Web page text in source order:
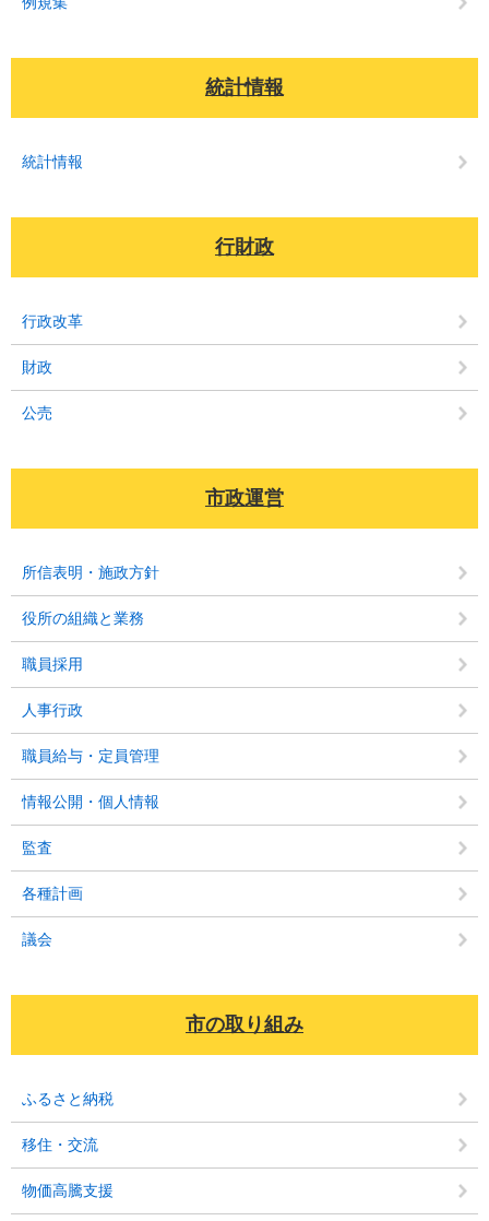
統計情報
統計情報
行財政
行政改革
財政
公売
市政運営
所信表明・施政方針
役所の組織と業務
職員採用
人事行政
職員給与・定員管理
情報公開・個人情報
監査
各種計画
議会
市の取り組み
ふるさと納税
移住・交流
物価高騰支援